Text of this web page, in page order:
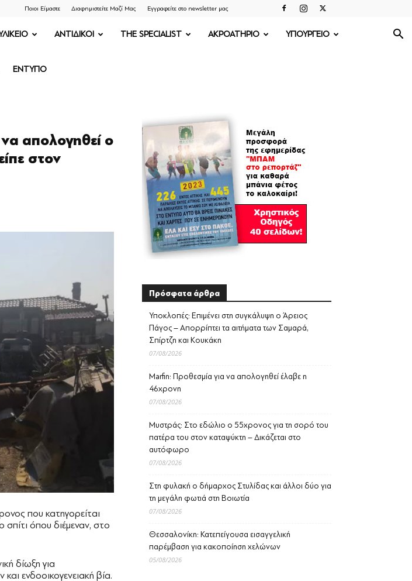
Ποιοι Είμαστε Διαφημιστείτε Μαζί Μας Εγγραφείτε στο newsletter μας
ΑΝΤΙΔΙΚΟΙ THE SPECIALIST ΑΚΡΟΑΤΗΡΙΟ ΥΠΟΥΡΓΕΙΟ
ΕΝΤΥΠΟ
απολογηθεί ο
στον
που κατηγορείται
όπου διέμεναν, στο
δίωξη για
ενδοοικογενειακή βία.
Πρόσφατα άρθρα
Υποκλοπές: Επιμένει στη συγκάλυψη ο Άρειος
Πάγος – Απορρίπτει τα αιτήματα των Σαμαρά,
Σπίρτζη και Κουκάκη
07/08/2026
Marfin: Προθεσμία για να απολογηθεί έλαβε η
46χρονη
07/08/2026
Μυστράς: Στο εδώλιο ο 55χρονος για τη σορό του
πατέρα του στον καταψύκτη – Δικάζεται στο
αυτόφωρο
07/08/2026
Στη φυλακή ο δήμαρχος Στυλίδας και άλλοι δύο για
τη μεγάλη φωτιά στη Βοιωτία
07/08/2026
Θεσσαλονίκη: Κατεπείγουσα εισαγγελική
παρέμβαση για κακοποίηση χελώνων
05/08/2026